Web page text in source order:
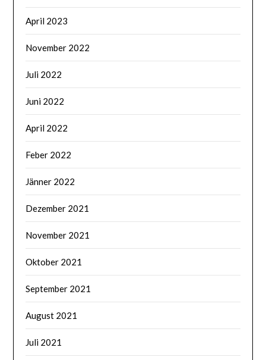
April 2023
November 2022
Juli 2022
Juni 2022
April 2022
Feber 2022
Jänner 2022
Dezember 2021
November 2021
Oktober 2021
September 2021
August 2021
Juli 2021